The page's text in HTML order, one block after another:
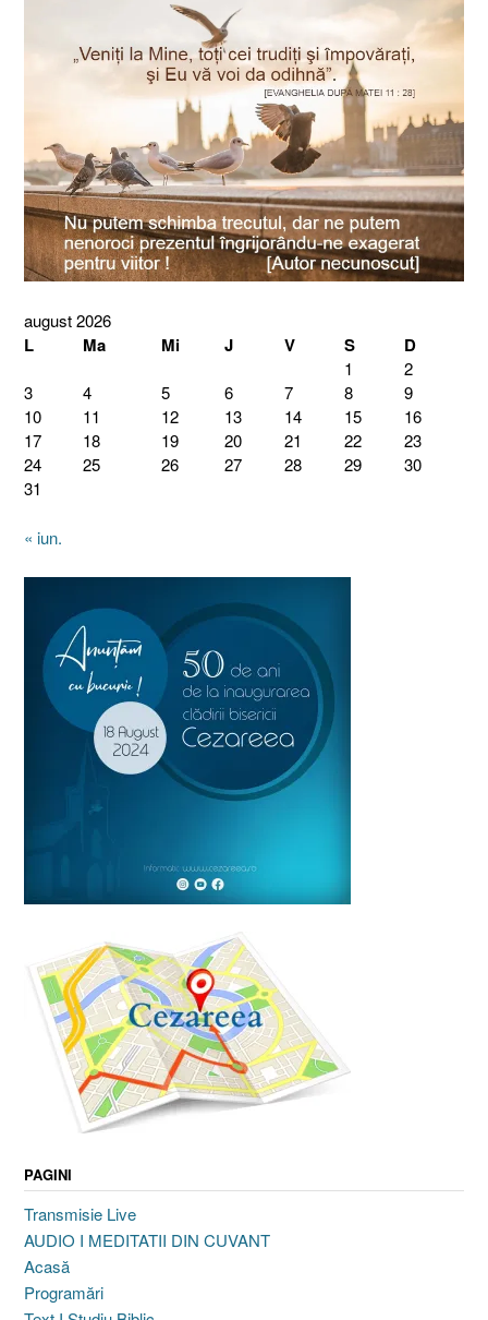
august 2026
L Ma Mi J V S D
1
2
3
4 5 6 7 8
9
10
11 12 13 14 15
16
17
18 19 20 21 22
23
24
25 26 27 28 29
30
31
« iun.
PAGINI
Transmisie Live
AUDIO I MEDITATII DIN CUVANT
Acasă
Programări